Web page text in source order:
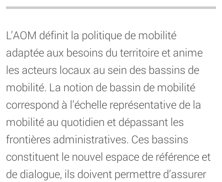
L’AOM définit la politique de mobilité
adaptée aux besoins du territoire et anime
les acteurs locaux au sein des bassins de
mobilité. La notion de bassin de mobilité
correspond à l’échelle représentative de la
mobilité au quotidien et dépassant les
frontières administratives. Ces bassins
constituent le nouvel espace de référence et
de dialogue, ils doivent permettre d’assurer